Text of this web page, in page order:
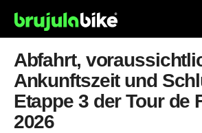
Abfahrt,
Ankunftszeit und
Etappe 3 der Tour de
2026